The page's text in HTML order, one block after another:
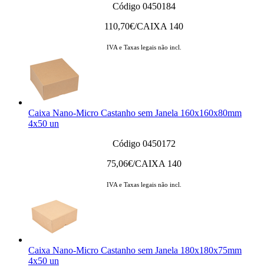
Código 0450184
110,70€/CAIXA 140
IVA e Taxas legais não incl.
Caixa Nano-Micro Castanho sem Janela 160x160x80mm
4x50 un
Código 0450172
75,06€/CAIXA 140
IVA e Taxas legais não incl.
Caixa Nano-Micro Castanho sem Janela 180x180x75mm
4x50 un